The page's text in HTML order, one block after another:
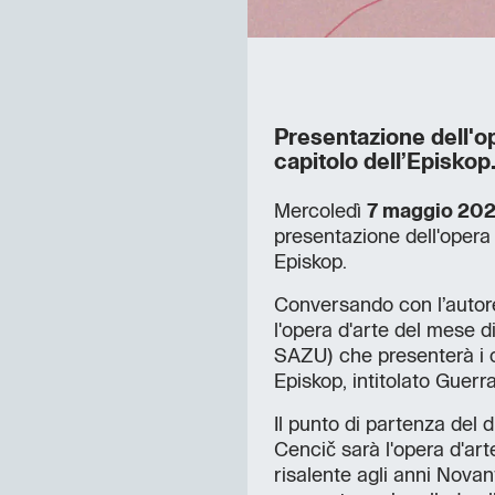
Presentazione
capitolo dell’Episkop.
Mercoledì 7 maggio
presentazione
Episkop.
Conversando con
l'opera d'arte del mese
SAZU) che presenterà i
Episkop, intitolato
Il punto di partenza del
Cencič sarà l'opera
risalente agli anni